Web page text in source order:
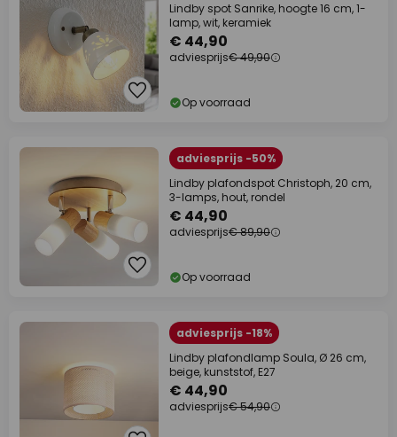
Lindby spot Sanrike, hoogte 16 cm, 1-
lamp, wit, keramiek
€ 44,90
adviesprijs€ 49,90
Op voorraad
adviesprijs -50%
Lindby plafondspot Christoph, 20 cm,
3-lamps, hout, rondel
€ 44,90
adviesprijs€ 89,90
Op voorraad
adviesprijs -18%
Lindby plafondlamp Soula, Ø 26 cm,
beige, kunststof, E27
€ 44,90
adviesprijs€ 54,90